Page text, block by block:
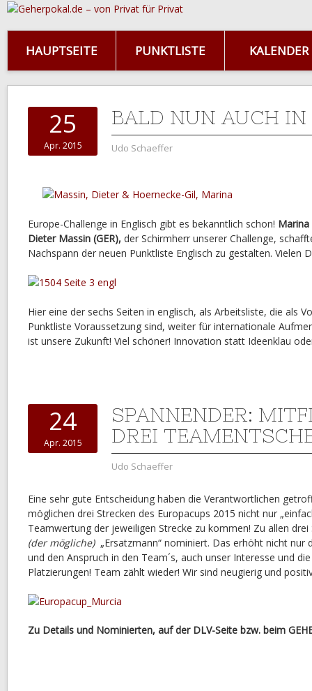
HAUPTSEITE PUNKTLISTE KALENDER
25
Apr. 2015
BALD NUN AUCH IN
Udo Schaeffer
Europe-Challenge in Englisch gibt es bekanntlich schon! Marina
Dieter Massin (GER), der Schirmherr unserer Challenge,
Nachspann der neuen Punktliste Englisch zu gestalten. Vielen
Hier eine der sechs Seiten in englisch, als Arbeitsliste, die als
Punktliste Voraussetzung sind, weiter für internationale
ist unsere Zukunft! Viel schöner! Innovation statt Ideenklau
24
Apr. 2015
SPANNENDER:
DREI
Udo Schaeffer
Eine sehr gute Entscheidung haben die Verantwortlichen
möglichen drei Strecken des Europacups 2015 nicht nur
Teamwertung der jeweiligen Strecke zu kommen! Zu allen
(der mögliche) „Ersatzmann“ nominiert. Das erhöht nicht nur
und den Anspruch in den Team´s, auch unser Interesse und
Platzierungen! Team zählt wieder! Wir sind neugierig und
Zu Details und Nominierten, auf der DLV-Seite bzw. beim